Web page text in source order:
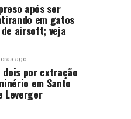
após ser
em gatos
airsoft; veja
ago
dois por extração
em Santo
Leverger